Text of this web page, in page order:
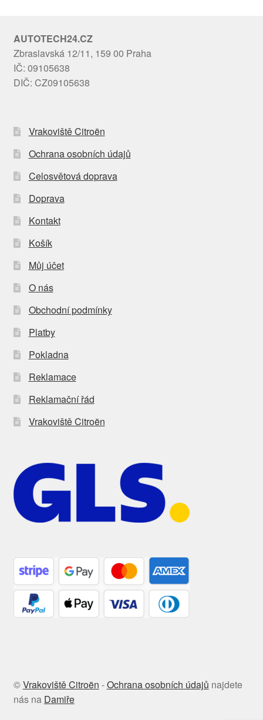
AUTOTECH24.CZ
Zbraslavská 12/11, 159 00 Praha
IČ: 09105638
DIČ: CZ09105638
Vrakoviště Citroën
Ochrana osobních údajů
Celosvětová doprava
Doprava
Kontakt
Košík
Můj účet
O nás
Obchodní podmínky
Platby
Pokladna
Reklamace
Reklamační řád
Vrakoviště Citroën
©Vrakoviště Citroën -Ochrana osobních údajů najdete
nás na Damiře